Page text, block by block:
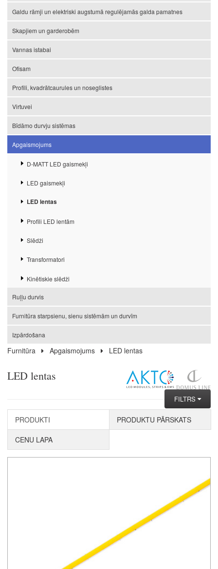
Galdu rāmji un elektriski augstumā regulējamās galda pamatnes
Skapjiem un garderobēm
Vannas istabai
Ofisam
Profili, kvadrātcaurules un noseglistes
Virtuvei
Bīdāmo durvju sistēmas
Apgaismojums
D-MATT LED gaismekļi
LED gaismekļi
LED lentas
Profili LED lentām
Slēdži
Transformatori
Kinētiskie slēdži
Ruļļu durvis
Furnitūra starpsienu, sienu sistēmām un durvīm
Izpārdošana
Furnitūra Apgaismojums LED lentas
LED lentas
FILTRS
PRODUKTI PRODUKTU PĀRSKATS
CENU LAPA